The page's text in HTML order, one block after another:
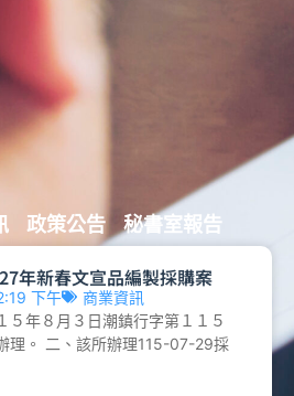
政策公告 秘書室報告
年新春文宣品編製採購案
下午
商業資訊
５年８月３日潮鎮行字第１１５
理。 二、該所辦理115-07-29採